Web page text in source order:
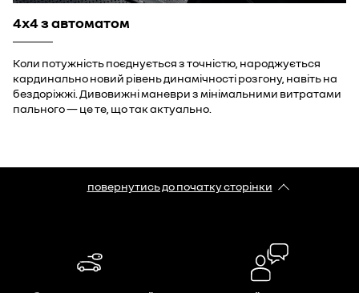
4х4 з автоматом
Коли потужність поєднується з точністю, народжується
кардинально новий рівень динамічності розгону, навіть на
бездоріжжі. Дивовижні маневри з мінімальними витратами
пального — це те, що так актуально.
повернутись до початку сторінки